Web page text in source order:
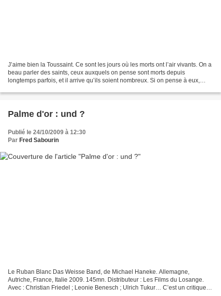
J’aime bien la Toussaint. Ce sont les jours où les morts ont l’air vivants. On a
beau parler des saints, ceux auxquels on pense sont morts depuis
longtemps parfois, et il arrive qu’ils soient nombreux. Si on pense à eux,
Palme d'or : und ?
Publié le 24/10/2009 à 12:30
Par Fred Sabourin
Le Ruban Blanc Das Weisse Band, de Michael Haneke. Allemagne,
Autriche, France, Italie 2009. 145mn. Distributeur : Les Films du Losange.
Avec : Christian Friedel ; Leonie Benesch ; Ulrich Tukur… C’est un critique